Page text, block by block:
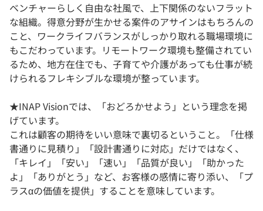
ベンチャーらしく自由な社風で、上下関係のないフラット
な組織。得意分野が生かせる案件のアサインはもちろんの
こと、ワークライフバランスがしっかり取れる職場環境に
もこだわっています。リモートワーク環境も整備されてい
るため、地方在住でも、子育てや介護があっても仕事が続
けられるフレキシブルな環境が整っています。
★INAP Visionでは、「おどろかせよう」という理念を掲
げています。
これは顧客の期待をいい意味で裏切るということ。「仕様
書通りに見積り」「設計書通りに対応」だけではなく、
「キレイ」「安い」「速い」「品質が良い」「助かった
よ」「ありがとう」など、お客様の感情に寄り添い、「プ
ラスαの価値を提供」することを意味しています。